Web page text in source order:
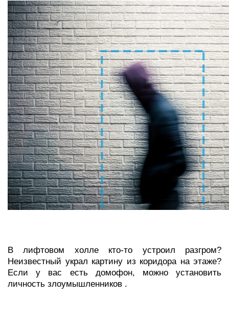
В лифтовом холле кто-то устроил разгром?
Неизвестный украл картину из коридора на этаже?
Если у вас есть домофон, можно установить
личность злоумышленников .